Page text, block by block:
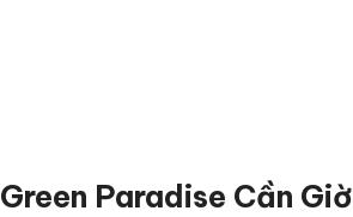
Paradise Cần Giờ